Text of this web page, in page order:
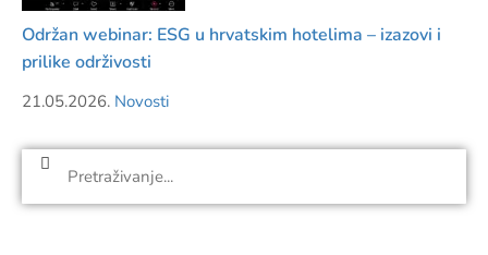
Održan webinar: ESG u hrvatskim hotelima – izazovi i
prilike održivosti
21.05.2026. Novosti